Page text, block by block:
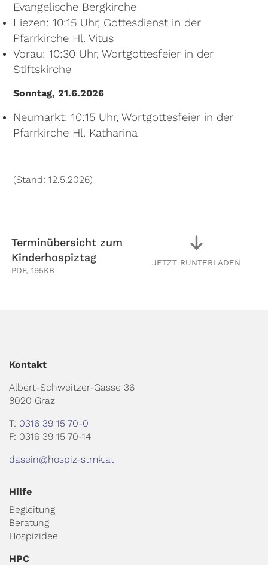
Evangelische Bergkirche
Liezen: 10:15 Uhr, Gottesdienst in der
Pfarrkirche Hl. Vitus
Vorau: 10:30 Uhr, Wortgottesfeier in der
Stiftskirche
Sonntag, 21.6.2026
Neumarkt: 10:15 Uhr, Wortgottesfeier in der
Pfarrkirche Hl. Katharina
(Stand: 12.5.2026)
Terminübersicht zum
Kinderhospiztag
PDF, 195KB
JETZT RUNTERLADEN
Kontakt
Albert-Schweitzer-Gasse 36
8020 Graz
T: 0316 39 15 70-0
F: 0316 39 15 70-14
dasein@hospiz-stmk.at
Hilfe
Begleitung
Beratung
Hospizidee
HPC